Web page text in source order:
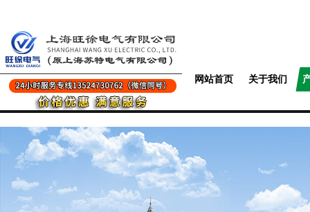
网站首页 关于我们